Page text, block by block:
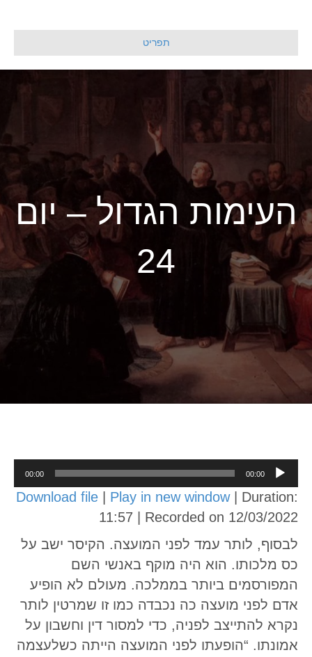
תפריט
העימות הגדול – יום
24
Audio
Player
00:00
00:00
Download file Play in new window| Duration:
11:57
Recorded on 12/03/2022
לבסוף, לותר עמד לפני המועצה. הקיסר ישב על
כס מלכותו. הוא היה מוקף באנשי השם
המפורסמים ביותר בממלכה. מעולם לא הופיע
אדם לפני מועצה כה נכבדה כמו זו שמרטין לותר
נקרא להתייצב לפניה, כדי למסור דין וחשבון על
אמונתו. “הופעתו לפני המועצה הייתה כשלעצמה